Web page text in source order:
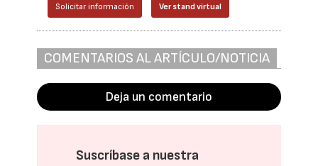
Solicitar información Ver stand virtual
COMENTARIOS AL ARTÍCULO/NOTICIA
Deja un comentario
Suscríbase a nuestra